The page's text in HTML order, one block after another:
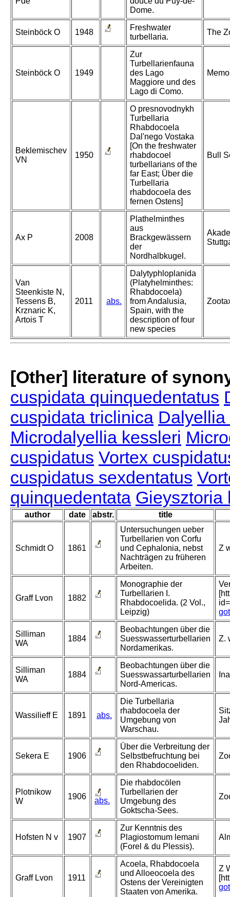
Dome.
Steinböck O 1948
Freshwater
turbellaria.
The
Steinböck O 1949
Zur
Turbellarienfauna
des Lago
Maggiore und des
Lago di Como.
Beklemischev
VN
1950
O presnovodnykh
Turbellaria
Rhabdocoela
Dal'nego Vostaka
[On the freshwater
rhabdocoel
turbellarians of the
far East; Über die
Turbellaria
rhabdocoela des
fernen Ostens]
Bull
Ax P 2008
Plathelminthes
aus
Brackgewässern
der
Nordhalbkugel.
Van
Steenkiste N,
Tessens B,
Krznaric K,
Artois T
2011 abs.
Dalytyphloplanida
(Platyhelminthes:
Rhabdocoela)
from Andalusia,
Spain, with the
description of four
new species
[Other] literature of
cuspidata quinquedentatus
cuspidata triclinica
Microdalyellia kessleri
cuspidatus Vortex
cuspidatus sexdentatus
quinquedentata Gieysztoria
author date abstr. title
Schmidt O 1861
Untersuchungen ueber
Turbellarien von Corfu
und Cephalonia, nebst
Nachträgen zu früheren
Arbeiten.
Z
Graff Lvon 1882
Monographie der
Turbellarien I.
Rhabdocoelida. (2 Vol.,
Leipzig)
Silliman
WA
1884
Beobachtungen über die
Suesswasserturbellarien
Nordamerikas.
Z.
Silliman
WA
1884
Beobachtungen über die
Suesswassarturbellarien
Nord-Americas.
Wassilieff E 1891 abs.
Die Turbellaria
rhabdocoela der
Umgebung von
Warschau.
Sekera E 1906
Über die Verbreitung der
Selbstbefruchtung bei
den Rhabdocoeliden.
Plotnikow
W
1906 abs.
Die rhabdocölen
Turbellarien der
Umgebung des
Goktscha-Sees.
Hofsten N v 1907
Zur Kenntnis des
Plagiostomum lemani
(Forel & du Plessis).
Graff Lvon 1911
Acoela, Rhabdocoela
und Alloeocoela des
Ostens der Vereinigten
Staaten von Amerika.
Z